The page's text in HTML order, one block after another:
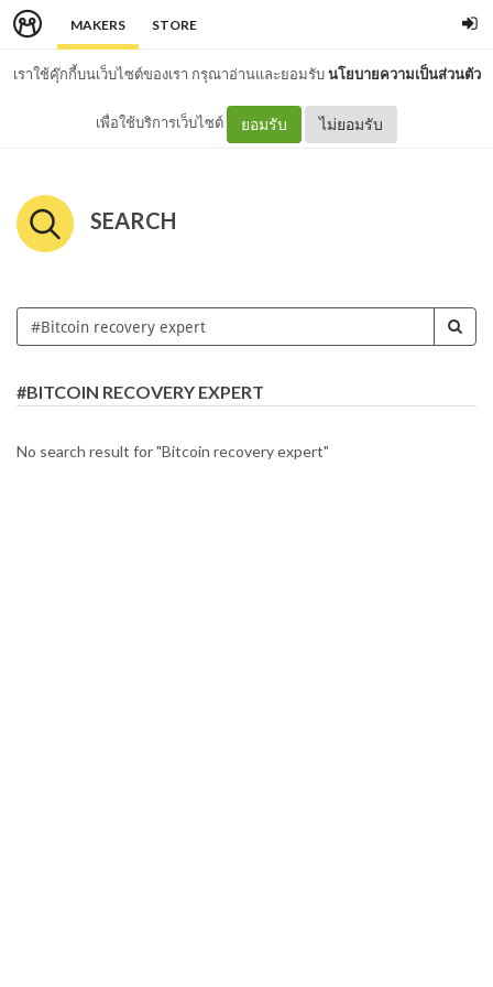
MAKERS STORE
เราใช้คุ๊กกี้บนเว็บไซต์ของเรา กรุณาอ่านและยอมรับนโยบายความเป็นส่วนตัว
เพื่อใช้บริการเว็บไซต์ ยอมรับ ไม่ยอมรับ
SEARCH
#BITCOIN RECOVERY EXPERT
No search result for "Bitcoin recovery expert"